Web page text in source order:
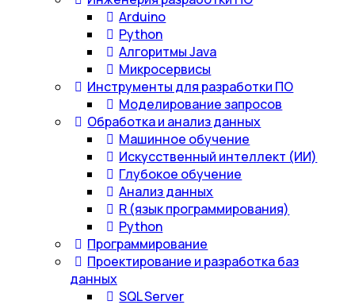
Arduino
Python
Алгоритмы Java
Микросервисы
Инструменты для разработки ПО
Моделирование запросов
Обработка и анализ данных
Машинное обучение
Искусственный интеллект (ИИ)
Глубокое обучение
Анализ данных
R (язык программирования)
Python
Программирование
Проектирование и разработка баз
данных
SQL Server